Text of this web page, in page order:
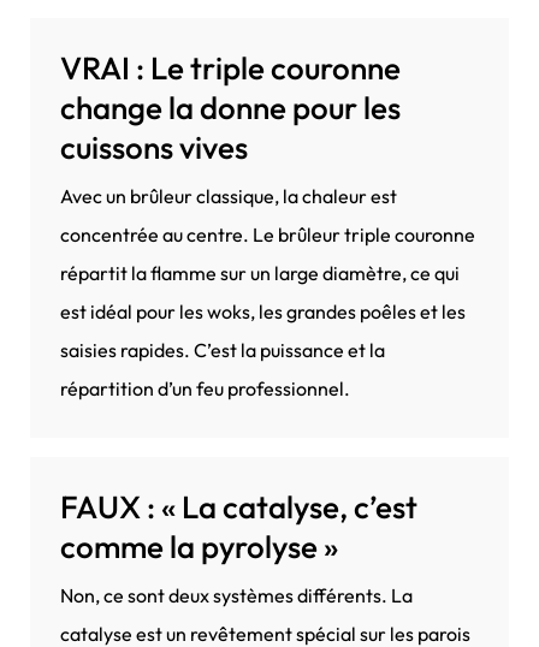
VRAI : Le triple couronne
change la donne pour les
cuissons vives
Avec un brûleur classique, la chaleur est
concentrée au centre. Le brûleur triple couronne
répartit la flamme sur un large diamètre, ce qui
est idéal pour les woks, les grandes poêles et les
saisies rapides. C’est la puissance et la
répartition d’un feu professionnel.
FAUX : « La catalyse, c’est
comme la pyrolyse »
Non, ce sont deux systèmes différents. La
catalyse est un revêtement spécial sur les parois